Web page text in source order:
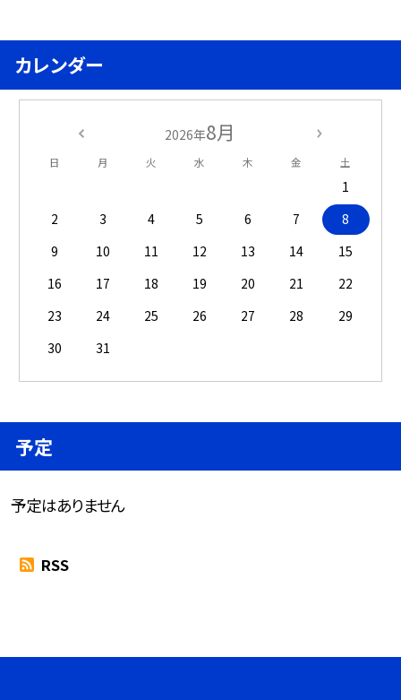
カレンダー
2026年8月
日 月 火 水 木 金 土
1
2
3 4 5 6 7
8
9
10 11 12 13 14
15
16
17 18 19 20 21
22
23
24 25 26 27 28
29
30
31
予定
予定はありません
RSS